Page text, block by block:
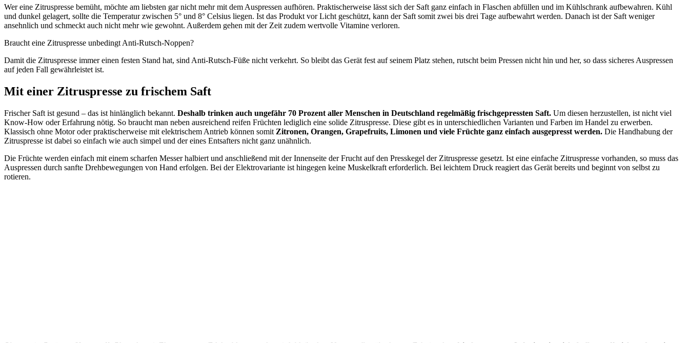
Wer eine Zitruspresse bemüht, möchte am liebsten gar nicht mehr mit dem Auspressen aufhören. Praktischerweise lässt sich der Saft ganz einfach in Flaschen abfüllen und im Kühlschrank aufbewahren. Kühl
und dunkel gelagert, sollte die Temperatur zwischen 5° und 8° Celsius liegen. Ist das Produkt vor Licht geschützt, kann der Saft somit zwei bis drei Tage aufbewahrt werden. Danach ist der Saft weniger
ansehnlich und schmeckt auch nicht mehr wie gewohnt. Außerdem gehen mit der Zeit zudem wertvolle Vitamine verloren.
Braucht eine Zitruspresse unbedingt Anti-Rutsch-Noppen?
Damit die Zitruspresse immer einen festen Stand hat, sind Anti-Rutsch-Füße nicht verkehrt. So bleibt das Gerät fest auf seinem Platz stehen, rutscht beim Pressen nicht hin und her, so dass sicheres Auspressen
auf jeden Fall gewährleistet ist.
Mit einer Zitruspresse zu frischem Saft
Frischer Saft ist gesund – das ist hinlänglich bekannt. Deshalb trinken auch ungefähr 70 Prozent aller Menschen in Deutschland regelmäßig frischgepressten Saft. Um diesen herzustellen, ist nicht viel
Know-How oder Erfahrung nötig. So braucht man neben ausreichend reifen Früchten lediglich eine solide Zitruspresse. Diese gibt es in unterschiedlichen Varianten und Farben im Handel zu erwerben.
Klassisch ohne Motor oder praktischerweise mit elektrischem Antrieb können somit Zitronen, Orangen, Grapefruits, Limonen und viele Früchte ganz einfach ausgepresst werden. Die Handhabung der
Zitruspresse ist dabei so einfach wie auch simpel und der eines Entsafters nicht ganz unähnlich.
Die Früchte werden einfach mit einem scharfen Messer halbiert und anschließend mit der Innenseite der Frucht auf den Presskegel der Zitruspresse gesetzt. Ist eine einfache Zitruspresse vorhanden, so muss das
Auspressen durch sanfte Drehbewegungen von Hand erfolgen. Bei der Elektrovariante ist hingegen keine Muskelkraft erforderlich. Bei leichtem Druck reagiert das Gerät bereits und beginnt von selbst zu
rotieren.